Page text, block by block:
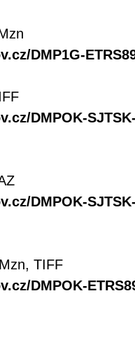
DMP1G-
DMPOK-
DMPOK-
TIFF
DMPOK-